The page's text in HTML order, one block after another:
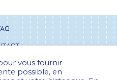
vous fournir
possible, en